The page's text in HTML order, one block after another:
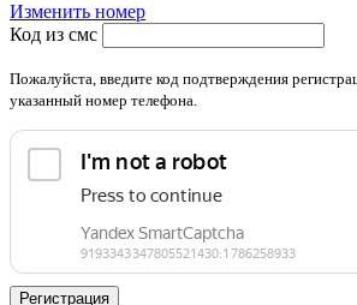
Изменить номер
Код из смс
Пожалуйста, введите код подтверждения
указанный номер телефона.
Регистрация